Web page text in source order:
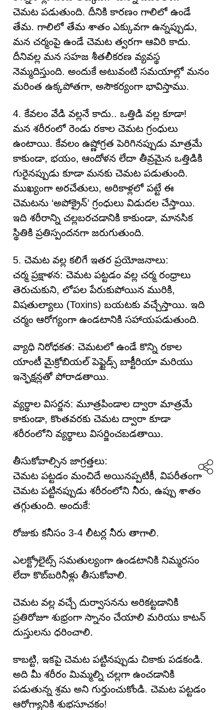
చెమట పడుతుంది. దీనికి కారణం గాలిలో ఉండే
తేమ. గాలిలో తేమ శాతం ఎక్కువగా ఉన్నప్పుడు,
మన చర్మంపై ఉండే చెమట త్వరగా ఆవిరి కాదు.
దీనివల్ల మన సహజ శీతలీకరణ వ్యవస్థ
నెమ్మదిస్తుంది. అందుకే అటువంటి సమయాల్లో మనం
మరింత ఉక్కపోతగా, అసౌకర్యంగా భావిస్తాము.
4. కేవలం వేడి వల్లనే కాదు.. ఒత్తిడి వల్ల కూడా!
మన శరీరంలో రెండు రకాల చెమట గ్రంధులు
ఉంటాయి. కేవలం ఉష్ణోగ్రత పెరిగినప్పుడు మాత్రమే
కాకుండా, భయం, ఆందోళన లేదా తీవ్రమైన ఒత్తిడికి
గురైనప్పుడు కూడా మనకు చెమట పడుతుంది.
ముఖ్యంగా అరచేతులు, అరికాళ్లలో పట్టే ఈ
చెమటను ‘అపోక్రైన్’ గ్రంధులు విడుదల చేస్తాయి.
ఇది శరీరాన్ని చల్లబరచడానికి కాకుండా, మానసిక
స్థితికి ప్రతిస్పందనగా జరుగుతుంది.
5. చెమట వల్ల కలిగే ఇతర ప్రయోజనాలు:
చర్మ ప్రక్షాళన: చెమట పట్టడం వల్ల చర్మ రంధ్రాలు
తెరుచుకుని, లోపల పేరుకుపోయిన మురికి,
విషతుల్యాలు (Toxins) బయటకు వచ్చేస్తాయి. ఇది
చర్మం ఆరోగ్యంగా ఉండటానికి సహాయపడుతుంది.
వ్యాధి నిరోధకత: చెమటలో ఉండే కొన్ని రకాల
యాంటీ మైక్రోబియల్ పెప్టైడ్స్ బాక్టీరియా మరియు
ఇన్ఫెక్షన్లతో పోరాడతాయి.
వ్యర్థాల విసర్జన: మూత్రపిండాల ద్వారా మాత్రమే
కాకుండా, కొంతవరకు చెమట ద్వారా కూడా
శరీరంలోని వ్యర్థాలు విసర్జించబడతాయి.
తీసుకోవాల్సిన జాగ్రత్తలు:
చెమట పట్టడం మంచిదే అయినప్పటికీ, విపరీతంగా
చెమట పట్టినప్పుడు శరీరంలోని నీరు, ఉప్పు శాతం
తగ్గుతుంది. అందుకే:
రోజుకు కనీసం 3-4 లీటర్ల నీరు తాగాలి.
ఎలక్ట్రోలైట్స్ సమతుల్యంగా ఉండటానికి నిమ్మరసం
లేదా కొబ్బరినీళ్లు తీసుకోవాలి.
చెమట వల్ల వచ్చే దుర్వాసనను అరికట్టడానికి
ప్రతిరోజూ శుభ్రంగా స్నానం చేయాలి మరియు కాటన్
దుస్తులను ధరించాలి.
కాబట్టి, ఇకపై చెమట పట్టినప్పుడు చికాకు పడకండి.
అది మీ శరీరం మిమ్మల్ని చల్లగా ఉంచడానికి
పడుతున్న శ్రమ అని గుర్తుంచుకోండి. చెమట పట్టడం
ఆరోగ్యానికి శుభసూచకం!